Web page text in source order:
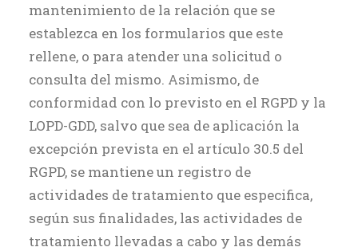
mantenimiento de la relación que se
establezca en los formularios que este
rellene, o para atender una solicitud o
consulta del mismo. Asimismo, de
conformidad con lo previsto en el RGPD y la
LOPD-GDD, salvo que sea de aplicación la
excepción prevista en el artículo 30.5 del
RGPD, se mantiene un registro de
actividades de tratamiento que especifica,
según sus finalidades, las actividades de
tratamiento llevadas a cabo y las demás